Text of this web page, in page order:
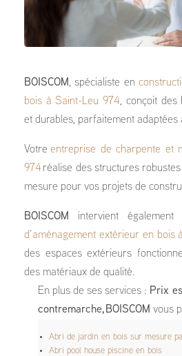
BOISCOM , spécialiste en
bois à Saint-Leu 974, conçoit des
et durables, parfaitement adaptées
Votreentreprise de charpente et
974 réalise des structures
mesure pour vos projets de
BOISCOM intervient
d’aménagement extérieur en bois
des espaces extérieurs
des matériaux de qualité.
En plus de ses services : Prix
contremarche, BOISCOM vous
Abri de jardin en bois sur mesure
Abri pool house piscine en bois